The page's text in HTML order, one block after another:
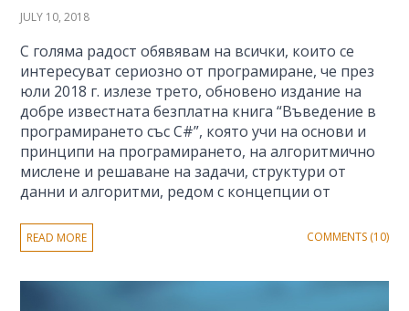
JULY 10, 2018
С голяма радост обявявам на всички, които се
интересуват сериозно от програмиране, че през
юли 2018 г. излезе трето, обновено издание на
добре известната безплатна книга “Въведение в
програмирането със C#”, която учи на основи и
принципи на програмирането, на алгоритмично
мислене и решаване на задачи, структури от
данни и алгоритми, редом с концепции от
READ MORE COMMENTS (10)